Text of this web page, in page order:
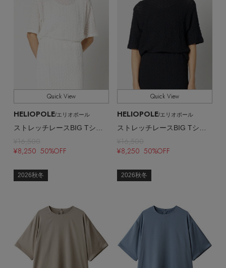
Stay in the Loop
ELLE SHOP 公式アプリ
Quick View
HELIOPOLE/エリオポール
¥16,500
¥8,250 50%OFF
Quick View
HELIOPOLE/エリオポール
¥16,500
¥8,250 50%OFF
2026秋冬 2026秋冬